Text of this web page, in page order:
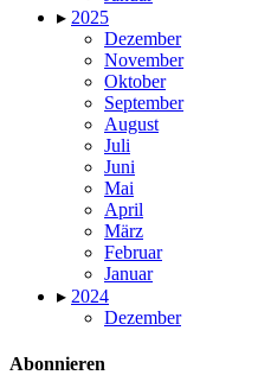
▸ 2025
Dezember
November
Oktober
September
August
Juli
Juni
Mai
April
März
Februar
Januar
▸ 2024
Dezember
Abonnieren